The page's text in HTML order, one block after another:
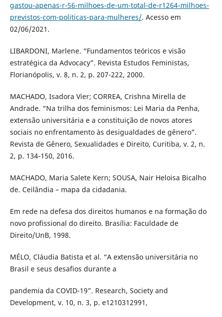
gastou-apenas-r-56-milhoes-de-um-total-de-r1264-milhoes-
previstos-com-politicas-para-mulheres/. Acesso em
02/06/2021.
LIBARDONI, Marlene. “Fundamentos teóricos e visão
estratégica da Advocacy”. Revista Estudos Feministas,
Florianópolis, v. 8, n. 2, p. 207-222, 2000.
MACHADO, Isadora Vier; CORREA, Crishna Mirella de
Andrade. “Na trilha dos feminismos: Lei Maria da Penha,
extensão universitária e a constituição de novos atores
sociais no enfrentamento às desigualdades de gênero”.
Revista de Gênero, Sexualidades e Direito, Curitiba, v. 2, n.
2, p. 134-150, 2016.
MACHADO, Maria Salete Kern; SOUSA, Nair Heloisa Bicalho
de. Ceilândia – mapa da cidadania.
Em rede na defesa dos direitos humanos e na formação do
novo profissional do direito. Brasília: Faculdade de
Direito/UnB, 1998.
MÉLO, Cláudia Batista et al. “A extensão universitária no
Brasil e seus desafios durante a
pandemia da COVID-19”. Research, Society and
Development, v. 10, n. 3, p. e1210312991,